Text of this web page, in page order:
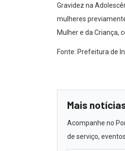
Gravidez na
mulheres
Mulher e da Criança,
Fonte: Prefeitura de
Mais
Acompanhe no
de serviço,